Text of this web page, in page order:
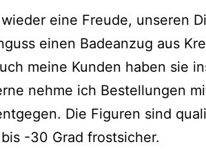
eine Freude, unseren
einen Badeanzug aus
meine Kunden haben sie
nehme ich Bestellungen
Die Figuren sind
-30 Grad frostsicher.